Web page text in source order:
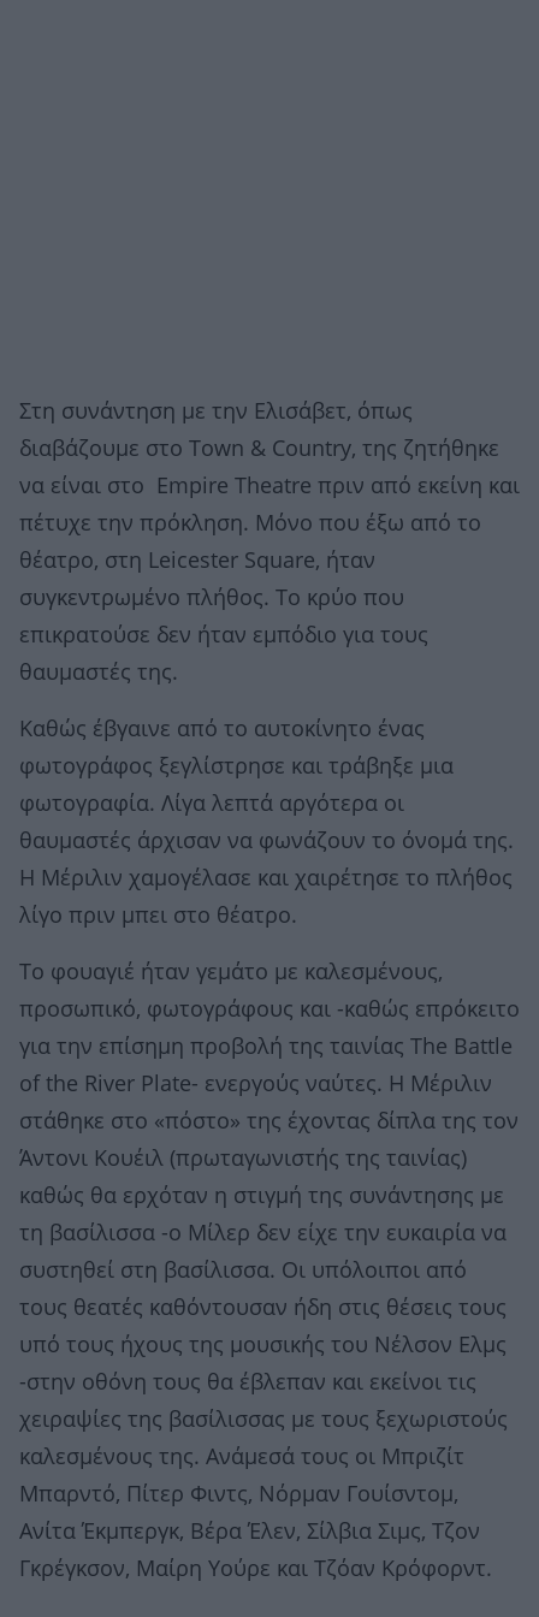
Στη συνάντηση με την Ελισάβετ, όπως
διαβάζουμε στο Town & Country, της ζητήθηκε
να είναι στο Empire Theatre πριν από εκείνη και
πέτυχε την πρόκληση. Μόνο που έξω από το
θέατρο, στη Leicester Square, ήταν
συγκεντρωμένο πλήθος. Το κρύο που
επικρατούσε δεν ήταν εμπόδιο για τους
θαυμαστές της.
Καθώς έβγαινε από το αυτοκίνητο ένας
φωτογράφος ξεγλίστρησε και τράβηξε μια
φωτογραφία. Λίγα λεπτά αργότερα οι
θαυμαστές άρχισαν να φωνάζουν το όνομά της.
Η Μέριλιν χαμογέλασε και χαιρέτησε το πλήθος
λίγο πριν μπει στο θέατρο.
Το φουαγιέ ήταν γεμάτο με καλεσμένους,
προσωπικό, φωτογράφους και -καθώς επρόκειτο
για την επίσημη προβολή της ταινίας The Battle
of the River Plate- ενεργούς ναύτες. Η Μέριλιν
στάθηκε στο «πόστο» της έχοντας δίπλα της τον
Άντονι Κουέιλ (πρωταγωνιστής της ταινίας)
καθώς θα ερχόταν η στιγμή της συνάντησης με
τη βασίλισσα -ο Μίλερ δεν είχε την ευκαιρία να
συστηθεί στη βασίλισσα. Οι υπόλοιποι από
τους θεατές καθόντουσαν ήδη στις θέσεις τους
υπό τους ήχους της μουσικής του Νέλσον Ελμς
-στην οθόνη τους θα έβλεπαν και εκείνοι τις
χειραψίες της βασίλισσας με τους ξεχωριστούς
καλεσμένους της. Ανάμεσά τους οι Μπριζίτ
Μπαρντό, Πίτερ Φιντς, Νόρμαν Γουίσντομ,
Ανίτα Έκμπεργκ, Βέρα Έλεν, Σίλβια Σιμς, Τζον
Γκρέγκσον, Μαίρη Υούρε και Τζόαν Κρόφορντ.